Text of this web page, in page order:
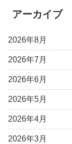
アーカイブ
2026年8月
2026年7月
2026年6月
2026年5月
2026年4月
2026年3月